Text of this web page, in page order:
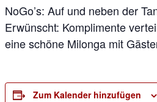
NoGo’s: Auf und neben der
Erwünscht: Komplimente
eine schöne Milonga mit
Zum Kalender hinzufügen